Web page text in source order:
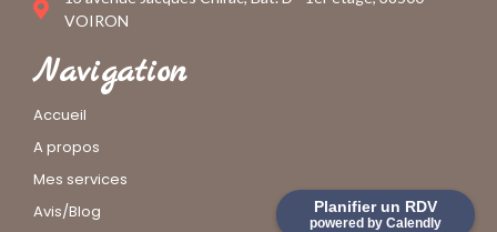
Planifier un RDV
powered by Calendly
VOIRON
Navigation
Accueil
A propos
Mes services
Avis/Blog